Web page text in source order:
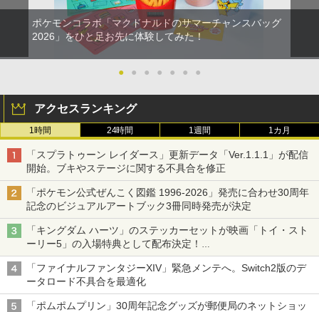
ポケモンコラボ「マクドナルドのサマーチャンスバッグ
2026」をひと足お先に体験してみた！
● ● ● ● ● ● ●
アクセスランキング
1時間 24時間 1週間 1カ月
「スプラトゥーン レイダース」更新データ「Ver.1.1.1」が配信
開始。ブキやステージに関する不具合を修正
「ポケモン公式ぜんこく図鑑 1996-2026」発売に合わせ30周年
記念のビジュアルアートブック3冊同時発売が決定
「キングダム ハーツ」のステッカーセットが映画「トイ・スト
ーリー5」の入場特典として配布決定！
本日8月7日より先着・数量限定で配布
「ファイナルファンタジーXIV」緊急メンテへ。Switch2版のデ
ータロード不具合を最適化
「ポムポムプリン」30周年記念グッズが郵便局のネットショッ